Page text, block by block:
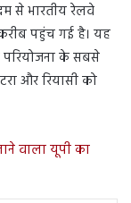
से भारतीय रेलवे
पहुंच गई है। यह
परियोजना के सबसे
और रियासी को
वाला यूपी का